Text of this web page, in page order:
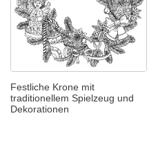
Festliche Krone mit
traditionellem Spielzeug und
Dekorationen